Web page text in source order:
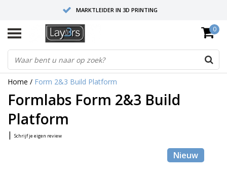
MARKTLEIDER IN 3D PRINTING
HOOGWAARDIGE SERVICE EN SUPPORT
FYSIEKE SHOWROOMS
0
Home / Form 2&3 Build Platform
Formlabs Form 2&3 Build
Platform
| Schrijf je eigen review
Nieuw